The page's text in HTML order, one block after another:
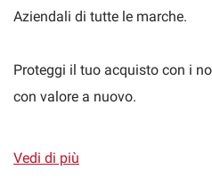
Aziendali di tutte le marche.
Proteggi il tuo acquisto con i
con valore a nuovo.
Vorremmo poter collaborare
Vedi di più